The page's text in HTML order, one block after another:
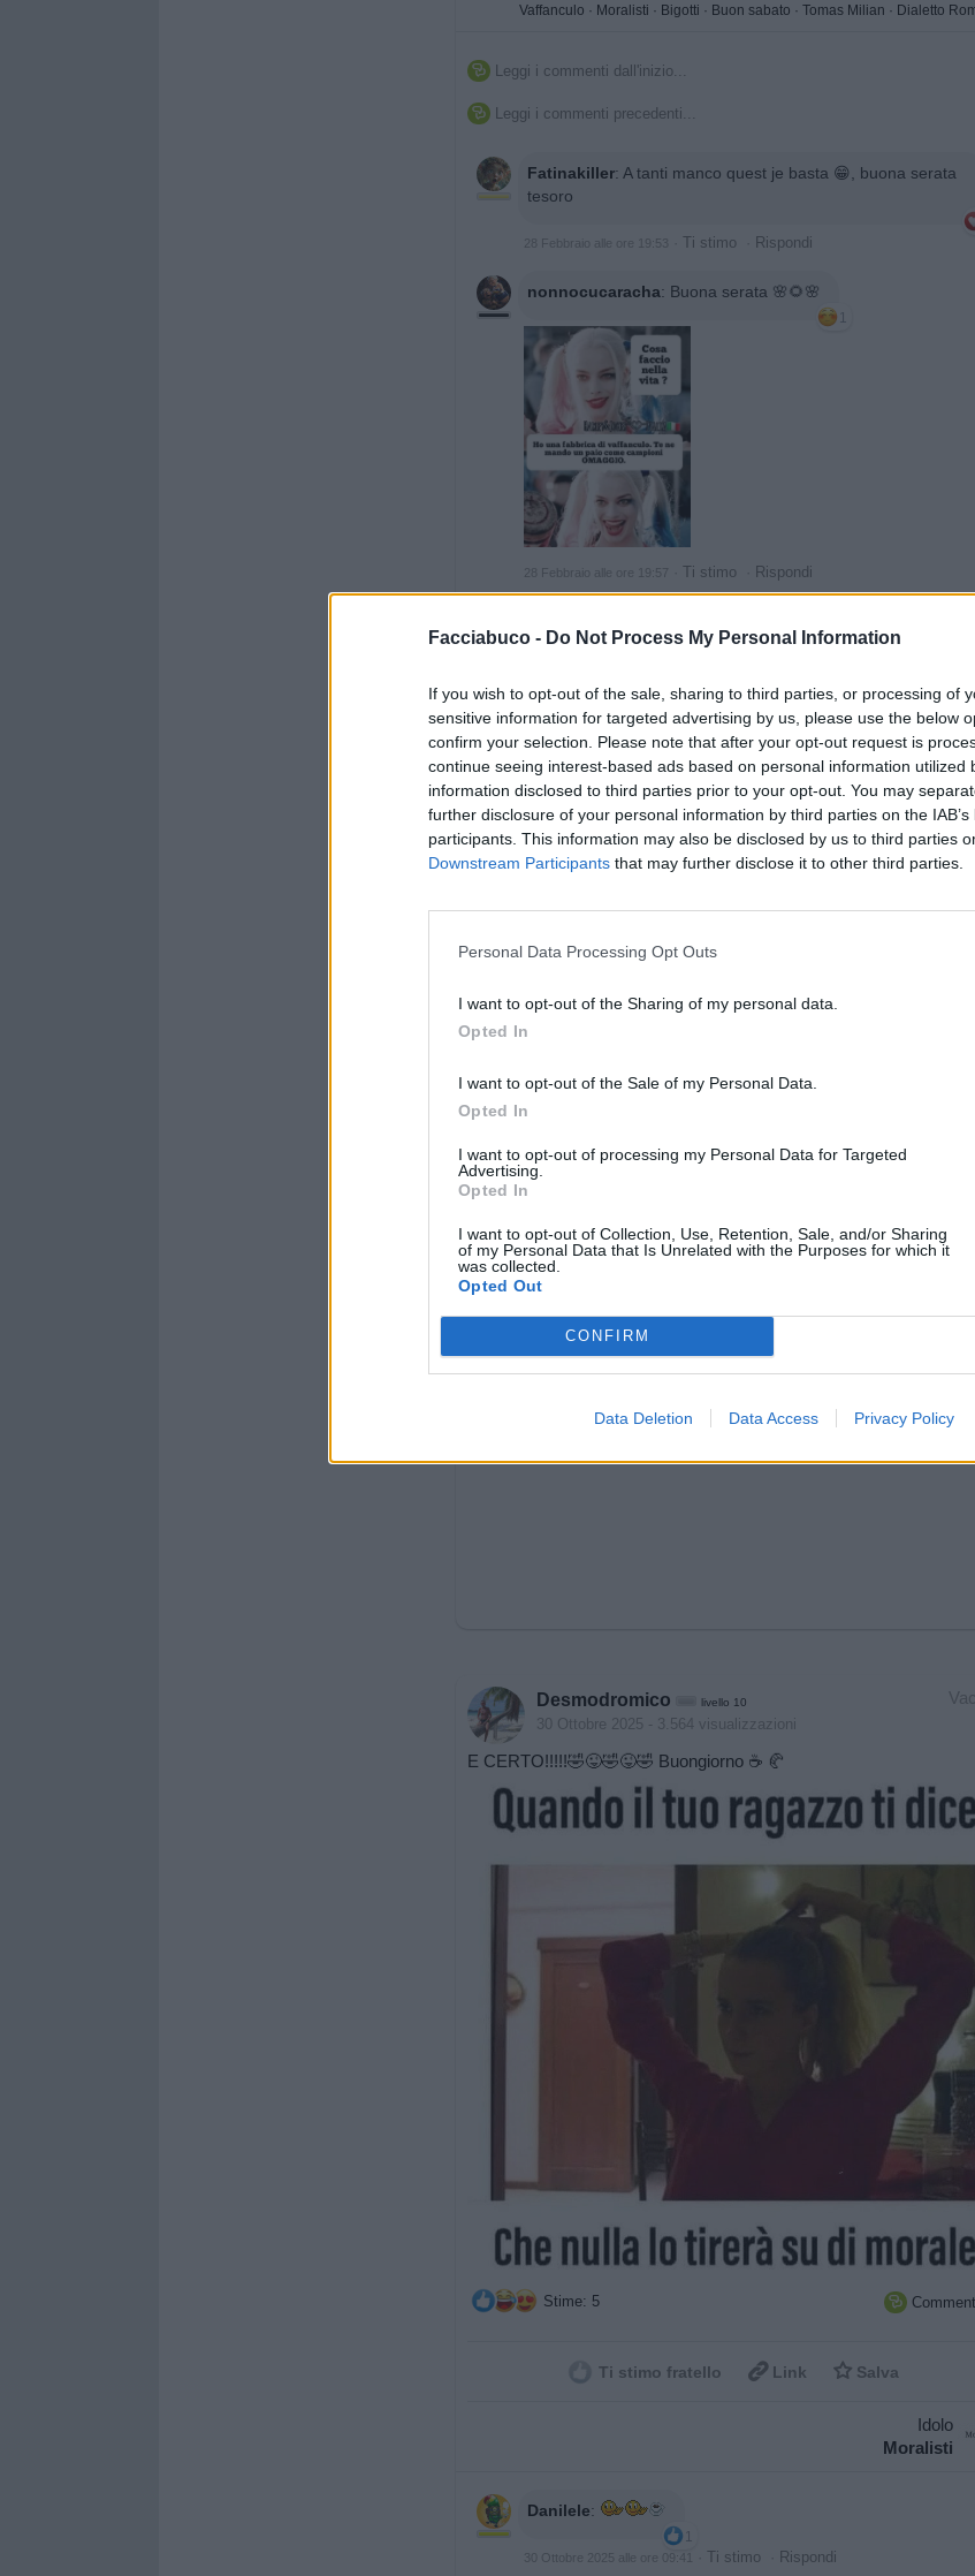
Facciabuco - Do Not Process My Personal Information
If you wish to opt-out of the sale, sharing to third parties, or processing of
sensitive information for targeted advertising by us, please use the below
confirm your selection. Please note that after your opt-out request is
continue seeing interest-based ads based on personal information utilized
information disclosed to third parties prior to your opt-out. You may
further disclosure of your personal information by third parties on the
participants. This information may also be disclosed by us to third parties
Downstream Participants that may further disclose it to other third parties.
Personal Data Processing Opt Outs
I want to opt-out of the Sharing of my personal data.
Opted In
I want to opt-out of the Sale of my Personal Data.
Opted In
I want to opt-out of processing my Personal Data for Targeted
Advertising.
Opted In
I want to opt-out of Collection, Use, Retention, Sale, and/or Sharing
of my Personal Data that Is Unrelated with the Purposes for which it
was collected.
Opted Out
CONFIRM
Data Deletion Data Access Privacy Policy
Vaffanculo · Moralisti · Bigotti · Buon sabato · Tomas Milian · Dialetto
 Leggi i commenti dall'inizio...
 Leggi i commenti precedenti...
Fatinakiller: A tanti manco quest je basta 😁, buona serata
tesoro
28 Febbraio alle ore 19:53 Ti stimo Rispondi
nonnocucaracha: Buona serata 🌸🌻🌸
1
28 Febbraio alle ore 19:57 Ti stimo Rispondi
1
MELIDOM:Buongiorno, buon 1° marzo
1 Marzo alle ore 06:32·Ti stimo· Rispondi
1 Marzo alle ore 07:50 Ti stimo
L' OMS informa che la versione in supposte ha
maggior efficacia.😬😅😅😂
Desmodromico livello 10
30 Ottobre 2025 - 3.564 visualizzazioni
E CERTO!!!!!🤣😜🤣😜🤣 Buongiorno ☕️ 🥐
Stime: 5 
Ti stimo fratello  Link  Salva
Idolo
Moralisti
Danilele:
1
30 Ottobre 2025 alle ore 09:41 Ti stimo Rispondi